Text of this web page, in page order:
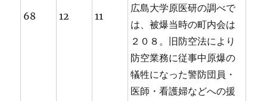
68 12 11
広島大学原医研の調べで
は、被爆当時の町内会は
２０８。旧防空法により
防空業務に従事中原爆の
犠牲になった警防団員・
医師・看護婦などへの援